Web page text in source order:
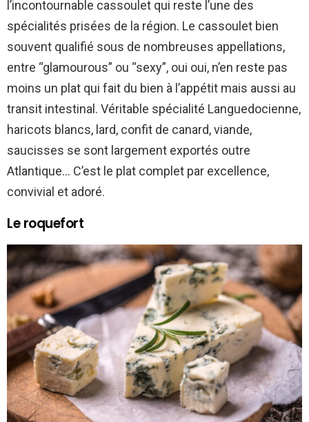
l’incontournable cassoulet qui reste l’une des
spécialités prisées de la région. Le cassoulet bien
souvent qualifié sous de nombreuses appellations,
entre “glamourous” ou “sexy”, oui oui, n’en reste pas
moins un plat qui fait du bien à l’appétit mais aussi au
transit intestinal. Véritable spécialité Languedocienne,
haricots blancs, lard, confit de canard, viande,
saucisses se sont largement exportés outre
Atlantique… C’est le plat complet par excellence,
convivial et adoré.
Le roquefort